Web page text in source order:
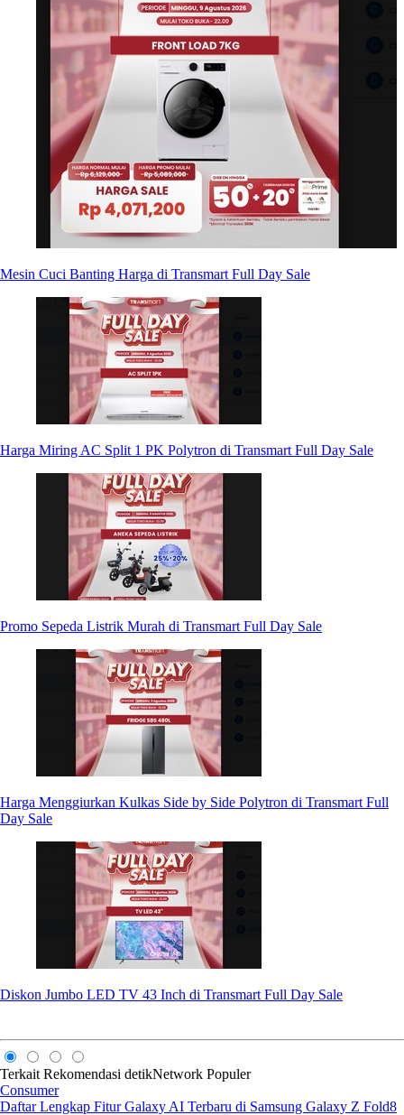
Mesin Cuci Banting Harga di Transmart Full Day Sale
Harga Miring AC Split 1 PK Polytron di Transmart Full Day Sale
Promo Sepeda Listrik Murah di Transmart Full Day Sale
Harga Menggiurkan Kulkas Side by Side Polytron di Transmart Full
Day Sale
Diskon Jumbo LED TV 43 Inch di Transmart Full Day Sale
Terkait Rekomendasi detikNetwork Populer
Consumer
Daftar Lengkap Fitur Galaxy AI Terbaru di Samsung Galaxy Z Fold8